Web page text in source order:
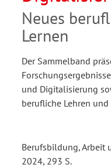
Neues
Lernen
Der Sammelband
und Digitalisierung
berufliche Lehren und
Berufsbildung, Arbeit
2024, 293 S.